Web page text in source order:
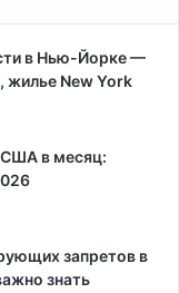
в Нью-Йорке —
жилье New York
США в месяц:
запретов в
знать